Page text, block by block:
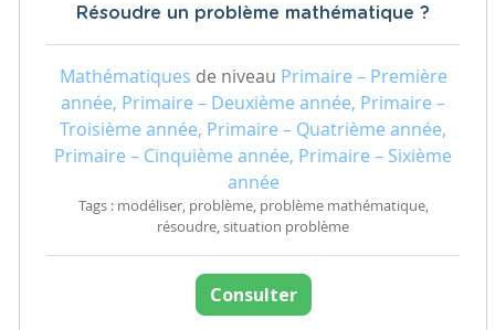
Résoudre un problème mathématique ?
Mathématiques de niveau Primaire – Première
année, Primaire – Deuxième année, Primaire –
Troisième année, Primaire – Quatrième année,
Primaire – Cinquième année, Primaire – Sixième
année
Tags : modéliser, problème, problème mathématique,
résoudre, situation problème
Consulter